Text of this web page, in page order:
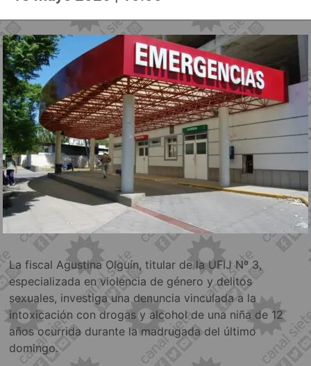
La fiscal Agustina Olguín, titular de la UFIJ Nº 3,
especializada en violencia de género y delitos
sexuales, investiga una denuncia vinculada a la
intoxicación con drogas y alcohol de una niña de 12
años ocurrida durante la madrugada del último
domingo.